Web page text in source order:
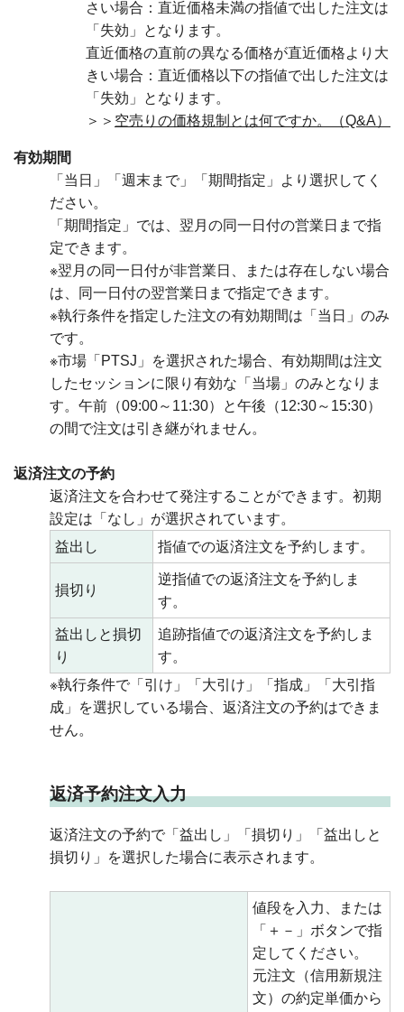
さい場合：直近価格未満の指値で出した注文は
「失効」となります。
直近価格の直前の異なる価格が直近価格より大
きい場合：直近価格以下の指値で出した注文は
「失効」となります。
＞＞ 空売りの価格規制とは何ですか。（Q&A）
有効期間
「当日」「週末まで」「期間指定」より選択してく
ださい。
「期間指定」では、翌月の同一日付の営業日まで指
定できます。
※翌月の同一日付が非営業日、または存在しない場合
は、同一日付の翌営業日まで指定できます。
※執行条件を指定した注文の有効期間は「当日」のみ
です。
※市場「PTSJ」を選択された場合、有効期間は注文
したセッションに限り有効な「当場」のみとなりま
す。午前（09:00～11:30）と午後（12:30～15:30）
の間で注文は引き継がれません。
返済注文の予約
返済注文を合わせて発注することができます。初期
設定は「なし」が選択されています。
益出し
指値での返済注文を予約します。
損切り
逆指値での返済注文を予約しま
す。
益出しと損切
り
追跡指値での返済注文を予約しま
す。
※執行条件で「引け」「大引け」「指成」「大引指
成」を選択している場合、返済注文の予約はできま
せん。
返済予約注文入力
返済注文の予約で「益出し」「損切り」「益出しと
損切り」を選択した場合に表示されます。
値段を入力、または
「＋－」ボタンで指
定してください。
元注文（信用新規注
文）の約定単価から